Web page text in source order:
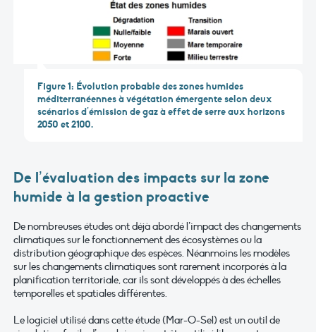
Figure 1: Évolution probable des zones humides
méditerranéennes à végétation émergente selon deux
scénarios d’émission de gaz à effet de serre aux horizons
2050 et 2100.
De l’évaluation des impacts sur la zone
humide à la gestion proactive
De nombreuses études ont déjà abordé l’impact des changements
climatiques sur le fonctionnement des écosystèmes ou la
distribution géographique des espèces. Néanmoins les modèles
sur les changements climatiques sont rarement incorporés à la
planification territoriale, car ils sont développés à des échelles
temporelles et spatiales différentes.
Le logiciel utilisé dans cette étude (Mar-O-Sel) est un outil de